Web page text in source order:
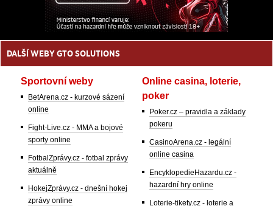
DALŠÍ WEBY GTO SOLUTIONS
Sportovní weby
BetArena.cz - kurzové sázení
online
Fight-Live.cz - MMA a bojové
sporty online
FotbalZprávy.cz - fotbal zprávy
aktuálně
HokejZprávy.cz - dnešní hokej
zprávy online
Online casina, loterie,
poker
Poker.cz – pravidla a základy
pokeru
CasinoArena.cz - legální
online casina
EncyklopedieHazardu.cz -
hazardní hry online
Loterie-tikety.cz - loterie a